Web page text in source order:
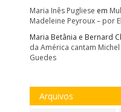
Maria Inês Pugliese em
Madeleine Peyroux – por
Maria Betânia e Bernard
da América cantam
Guedes
Arquivos